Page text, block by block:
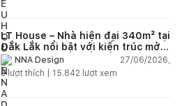
LT House – Nhà hiện đại 340m² tại
Đắk Lắk nổi bật với kiến trúc mở
và hệ sân vườn kết nối thiên
nhiên
NNA Design
27/06/2026,
3lượt thích | 15.842 lượt xem